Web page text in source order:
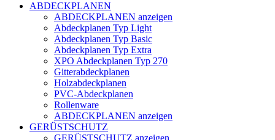
ABDECKPLANEN
ABDECKPLANEN anzeigen
Abdeckplanen Typ Light
Abdeckplanen Typ Basic
Abdeckplanen Typ Extra
XPO Abdeckplanen Typ 270
Gitterabdeckplanen
Holzabdeckplanen
PVC-Abdeckplanen
Rollenware
ABDECKPLANEN anzeigen
GERÜSTSCHUTZ
GERÜSTSCHUTZ anzeigen